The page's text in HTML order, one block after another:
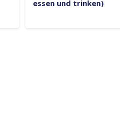
essen und trinken)